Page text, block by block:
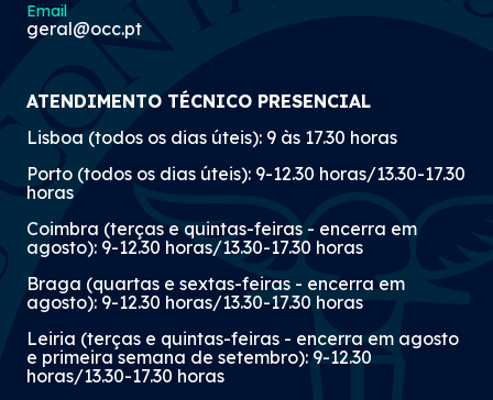
Email
geral@occ.pt
ATENDIMENTO TÉCNICO PRESENCIAL
Lisboa (todos os dias úteis): 9 às 17.30 horas
Porto (todos os dias úteis): 9-12.30 horas/13.30-17.30
horas
Coimbra (terças e quintas-feiras - encerra em
agosto): 9-12.30 horas/13.30-17.30 horas
Braga (quartas e sextas-feiras - encerra em
agosto): 9-12.30 horas/13.30-17.30 horas
Leiria (terças e quintas-feiras - encerra em agosto
e primeira semana de setembro): 9-12.30
horas/13.30-17.30 horas